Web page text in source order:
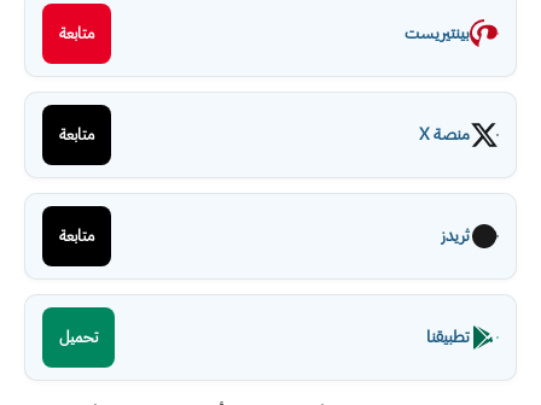
بينتيريست متابعة
منصة X متابعة
ثريدز متابعة
تطبيقنا تحميل